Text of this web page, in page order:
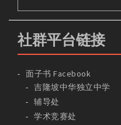
社群平台链接
面子书 Facebook
吉隆坡中华独立中学
辅导处
学术竞赛处